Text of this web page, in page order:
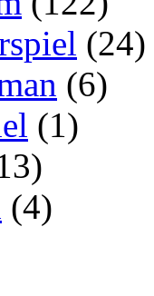
(24)
(6)
(1)
(4)